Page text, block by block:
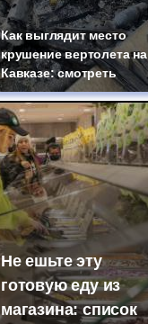
Как выглядит место
крушение вертолета на
Кавказе: смотреть
Не ешьте эту
готовую еду из
магазина: список